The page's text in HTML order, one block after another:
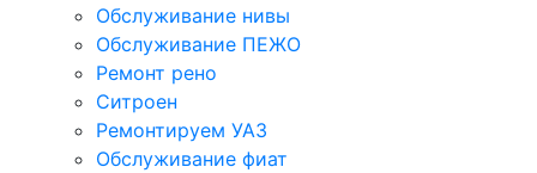
Обслуживание нивы
Обслуживание ПЕЖО
Ремонт рено
Ситроен
Ремонтируем УАЗ
Обслуживание фиат